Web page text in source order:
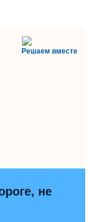
Решаем вместе
не